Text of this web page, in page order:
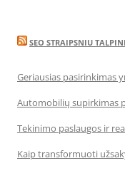
SEO STRAIPSNIU
Geriausias pasirinkimas
Automobilių supirkimas
Tekinimo paslaugos ir
Kaip transformuoti